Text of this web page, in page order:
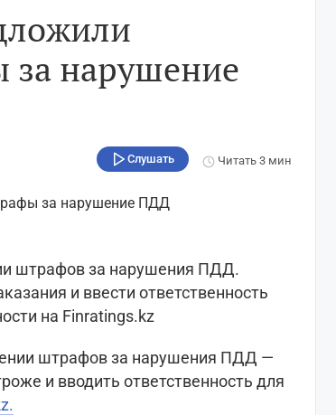
нарушение
Слушать Читать3 мин
штрафов за нарушения ПДД.
и ввести ответственность
на Finratings.kz
штрафов за нарушения ПДД —
и вводить ответственность для